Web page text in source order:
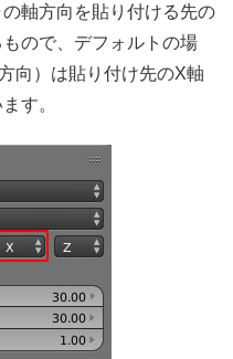
軸方向を貼り付ける先の
ので、デフォルトの場
向）は貼り付け先のX軸
す。